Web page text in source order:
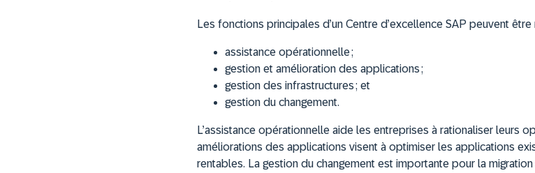
Les fonctions principales d’un Centre d’excellence SAP peuvent
assistance opérationnelle ;
gestion et amélioration des applications ;
gestion des infrastructures ; et
gestion du changement.
L’assistance opérationnelle aide les entreprises à rationaliser leurs
améliorations des applications visent à optimiser les applications
rentables. La gestion du changement est importante pour la